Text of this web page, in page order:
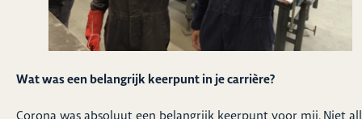
Wat was een belangrijk keerpunt in je carrière?
Corona was absoluut een belangrijk keerpunt voor mij. Niet